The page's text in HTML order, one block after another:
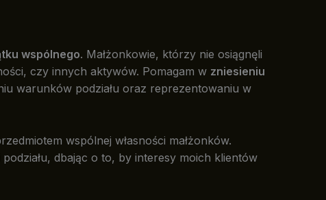
wspólnego. Małżonkowie, którzy nie osiągnęli
czy innych aktywów. Pomagam w zniesieniu
warunków podziału oraz reprezentowaniu w
wspólnej własności małżonków.
dbając o to, by interesy moich klientów